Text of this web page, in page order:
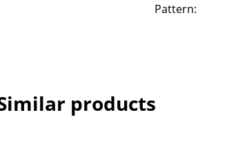
Pattern:
products